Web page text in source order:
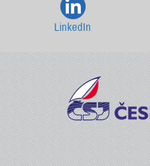
LinkedIn